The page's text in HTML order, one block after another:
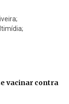
vacinar contra